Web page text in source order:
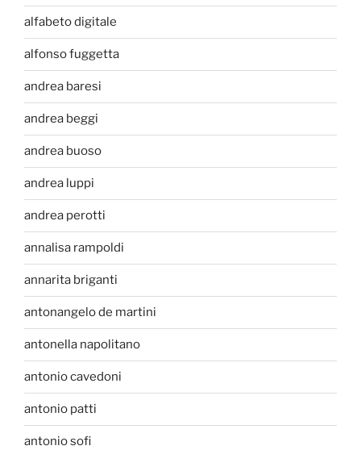
alfabeto digitale
alfonso fuggetta
andrea baresi
andrea beggi
andrea buoso
andrea luppi
andrea perotti
annalisa rampoldi
annarita briganti
antonangelo de martini
antonella napolitano
antonio cavedoni
antonio patti
antonio sofi